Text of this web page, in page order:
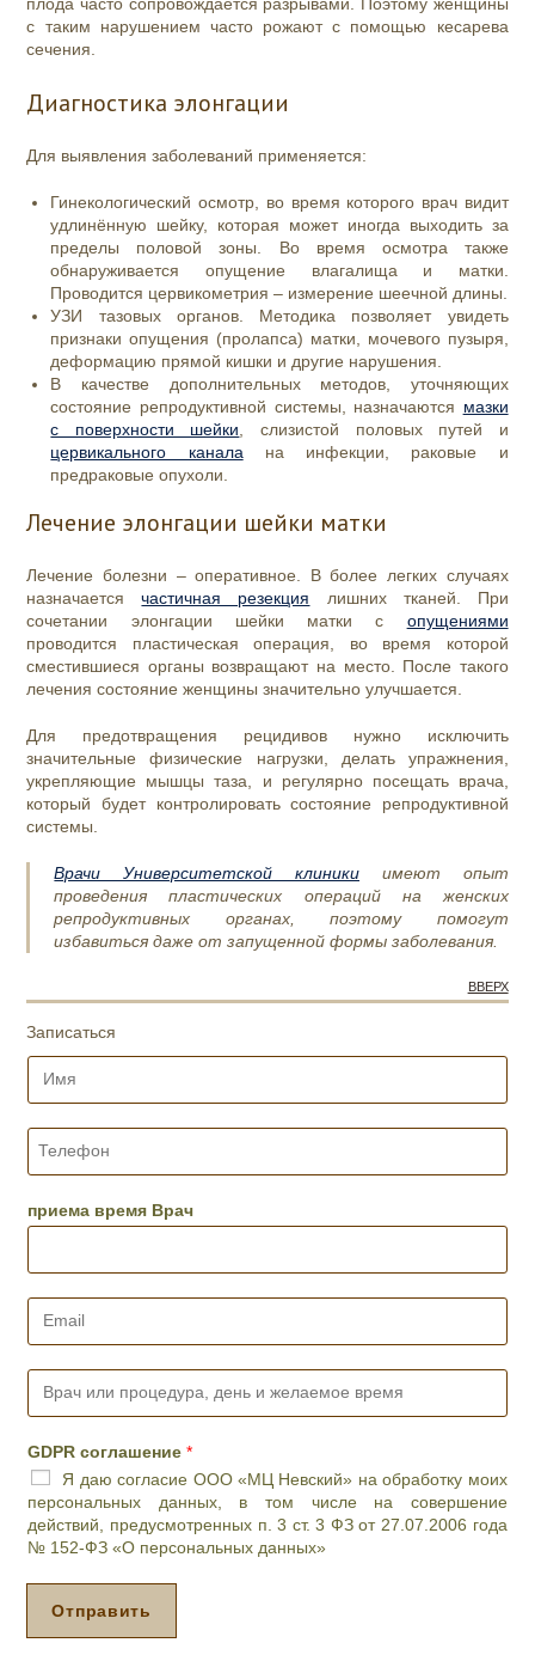
с таким нарушением часто рожают с помощью кесарева
сечения.
Диагностика элонгации
Для выявления заболеваний применяется:
Гинекологический осмотр, во время которого врач видит
удлинённую шейку, которая может иногда выходить за
пределы половой зоны. Во время осмотра также
обнаруживается опущение влагалища и матки.
Проводится цервикометрия – измерение шеечной длины.
УЗИ тазовых органов. Методика позволяет увидеть
признаки опущения (пролапса) матки, мочевого пузыря,
деформацию прямой кишки и другие нарушения.
В качестве дополнительных методов, уточняющих
состояние репродуктивной системы, назначаются мазки
с поверхности шейки , слизистой половых путей и
цервикального канала на инфекции, раковые и
предраковые опухоли.
Лечение элонгации шейки матки
Лечение болезни – оперативное. В более легких случаях
назначаетсячастичная резекция лишних тканей. При
сочетании элонгации шейки матки с опущениями
проводится пластическая операция, во время которой
сместившиеся органы возвращают на место. После такого
лечения состояние женщины значительно улучшается.
Для предотвращения рецидивов нужно исключить
значительные физические нагрузки, делать упражнения,
укрепляющие мышцы таза, и регулярно посещать врача,
который будет контролировать состояние репродуктивной
системы.
Врачи Университетской клиники имеют опыт
проведения пластических операций на женских
репродуктивных органах, поэтому помогут
избавиться даже от запущенной формы заболевания.
ВВЕРХ
Записаться
И
*
Т
е
ф
н
*
приема время Врач
E
i
*
В
ч
и
п
о
GDPR соглашение*
Я даю согласие ООО «МЦ Невский» на обработку моих
персональных данных, в том числе на совершение
действий, предусмотренных п. 3 ст. 3 ФЗ от 27.07.2006 года
№ 152-ФЗ «О персональных данных»
Отправить